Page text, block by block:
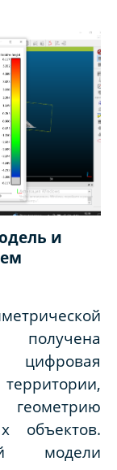
и
цифровая
объектов.
модели